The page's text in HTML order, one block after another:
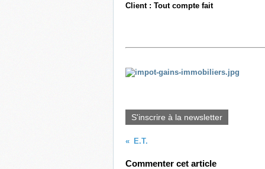
Client : Tout compte fait
S'inscrire à la newsletter
E.T.
Commenter cet article